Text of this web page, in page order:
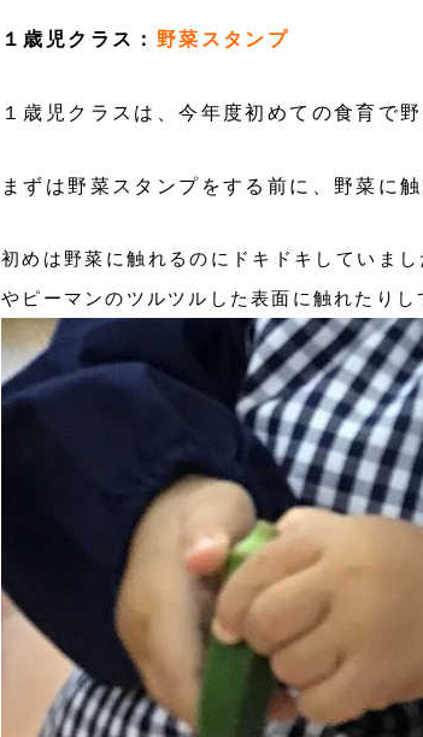
１歳児クラス： 野菜スタンプ
１歳児クラスは、今年度初めての食育で
まずは野菜スタンプをする前に、野菜に触
初めは野菜に触れるのにドキドキしていま
やピーマンのツルツルした表面に触れたりし